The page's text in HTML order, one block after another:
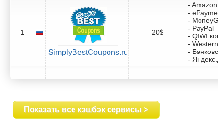
1
SimplyBestCoupons.ru
20$
-
-
-
- PayPal
- QIWI
-
-
-
Показать все кэшбэк сервисы >